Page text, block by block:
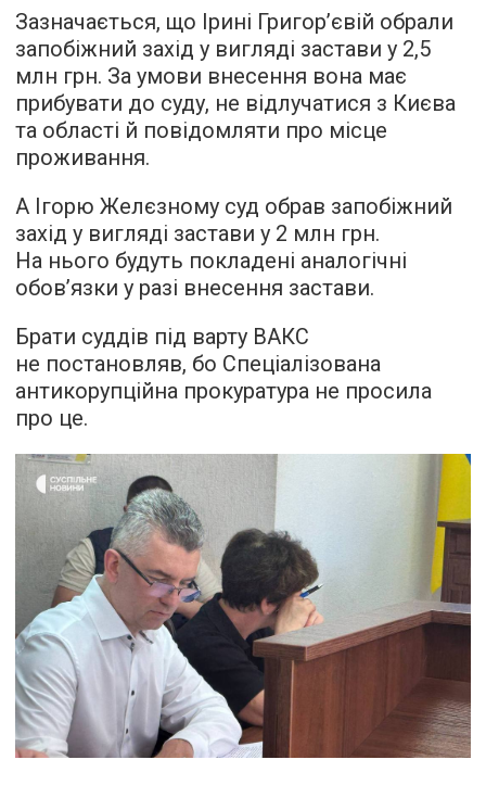
Зазначається, що Ірині Григорʼєвій обрали
запобіжний захід у вигляді застави у 2,5
млн грн. За умови внесення вона має
прибувати до суду, не відлучатися з Києва
та області й повідомляти про місце
проживання.
А Ігорю Желєзному суд обрав запобіжний
захід у вигляді застави у 2 млн грн.
На нього будуть покладені аналогічні
обов’язки у разі внесення застави.
Брати суддів під варту ВАКС
не постановляв, бо Спеціалізована
антикорупційна прокуратура не просила
про це.